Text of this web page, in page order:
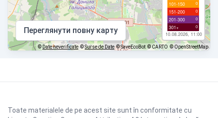
101-150 0
151-200 0
201-300 0
301+ 0
10.08.2026, 11:00
Переглянути повну карту
© Date neverificate ©Surse de Date © SaveEcoBot © CARTO © OpenStreetMap
Toate materialele de pe acest site sunt în conformitate cu